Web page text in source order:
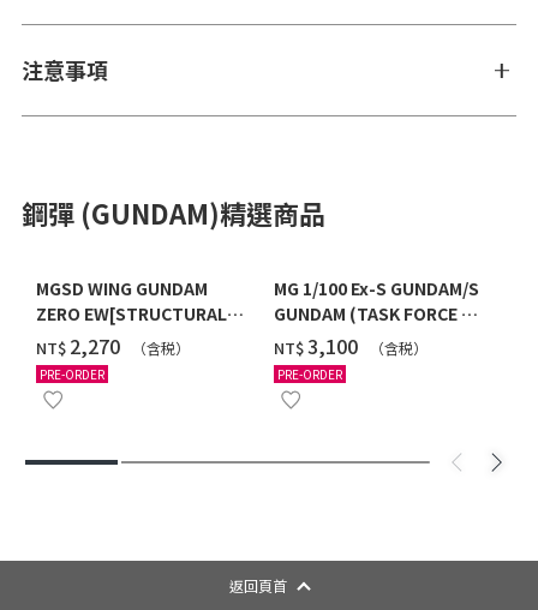
注意事項
鋼彈 (GUNDAM)精選商品
MGSD WING GUNDAM
ZERO EW[STRUCTURAL
COATING/BLACK] [2026年
12月發送]
NT$ ‌2,270 （含税）
PRE-ORDER
MG 1/100 Ex-S GUNDAM/S
GUNDAM (TASK FORCE α
Ver.) [2026年10月發送]
NT$‌3,100 （含税）
PRE-ORDER
返回頁首